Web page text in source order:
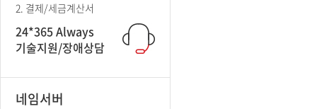
2. 결제/세금계산서
24*365 Always
기술지원/장애상담
네임서버